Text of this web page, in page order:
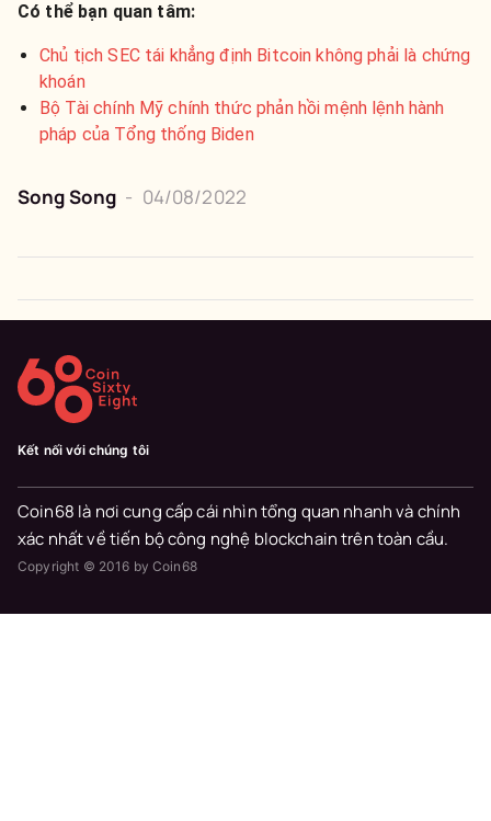
Có thể bạn quan tâm:
Chủ tịch SEC tái khẳng định Bitcoin không phải là chứng
khoán
Bộ Tài chính Mỹ chính thức phản hồi mệnh lệnh hành
pháp của Tổng thống Biden
Song Song - 04/08/2022
Kết nối với chúng tôi
Coin68 là nơi cung cấp cái nhìn tổng quan nhanh và chính
xác nhất về tiến bộ công nghệ blockchain trên toàn cầu.
Copyright © 2016 by Coin68